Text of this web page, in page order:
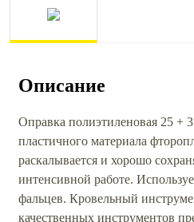
Описание
Оправка полиэтиленовая 25 +
пластичного материала
раскалывается и хорошо
интенсивной работе.
фальцев. Кровельный
качественных инструментов